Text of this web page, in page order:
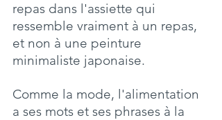
repas dans l'assiette qui
ressemble vraiment à un repas,
et non à une peinture
minimaliste japonaise.
Comme la mode, l'alimentation
a ses mots et ses phrases à la